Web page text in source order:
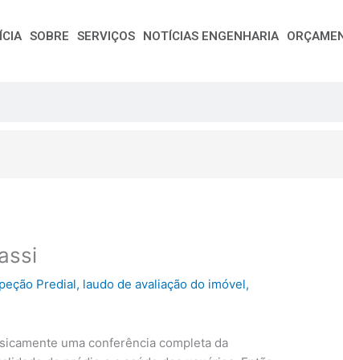
SOBRE SERVIÇOS NOTÍCIAS ENGENHARIA
Predial, laudo de avaliação do imóvel,
uma conferência completa da